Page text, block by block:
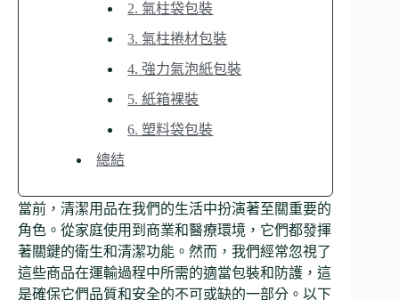
2. 氣柱袋包裝
3. 氣柱捲材包裝
4. 強力氣泡紙包裝
5. 紙箱裸裝
6. 塑料袋包裝
總結
當前，清潔用品在我們的生活中扮演著至關重要的
角色。從家庭使用到商業和醫療環境，它們都發揮
著關鍵的衛生和清潔功能。然而，我們經常忽視了
這些商品在運輸過程中所需的適當包裝和防護，這
是確保它們品質和安全的不可或缺的一部分。以下